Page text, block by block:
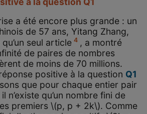
a été encore plus grande : un
de 57 ans, Yitang Zhang,
seul article 4 , a montré
de paires de nombres
de moins de 70 millions.
positive à la question Q1
que pour chaque entier pair
n’existe qu’un nombre fini de
premiers \(p, p + 2k\). Comme